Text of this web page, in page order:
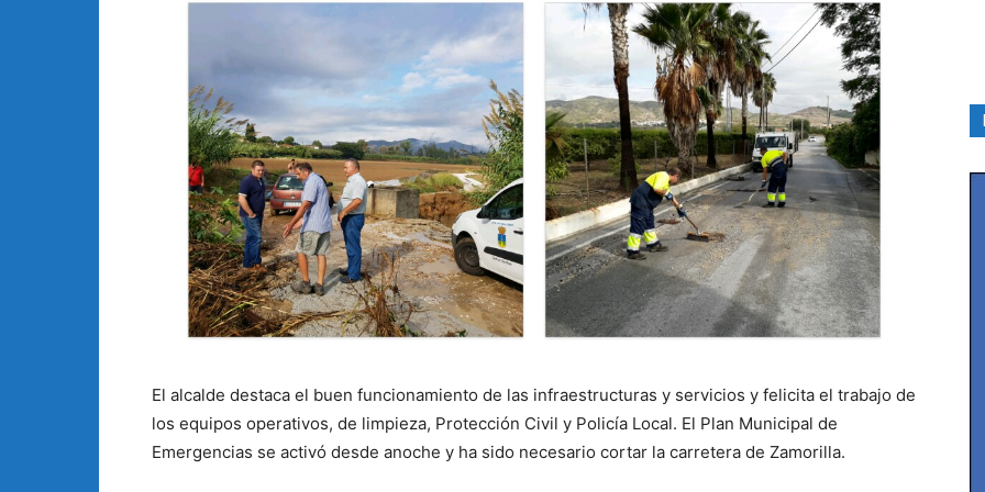
El alcalde destaca el buen funcionamiento de las infraestructuras y servicios y felicita el trabajo de
los equipos operativos, de limpieza, Protección Civil y Policía Local. El Plan Municipal de
Emergencias se activó desde anoche y ha sido necesario cortar la carretera de Zamorilla.